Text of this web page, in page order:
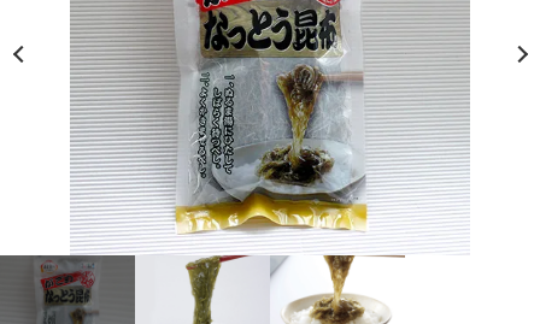
ショッピングを続ける
カートを確認する
すべての商品
北海道産昆布
がごめ昆布
昆布アラカルト
ギフトセット
新着商品
がごめ昆布
昆布アラカルト
ギフトセット
子カテゴリ
価格帯
～
その他